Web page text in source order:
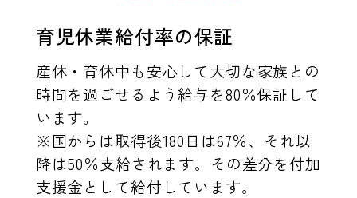
育児休業給付率の保証
産休・育休中も安心して大切な家族との
時間を過ごせるよう給与を80％保証して
います。
※国からは取得後180日は67％、それ以
降は50％支給されます。その差分を付加
支援金として給付しています。